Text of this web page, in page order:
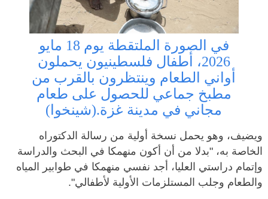
في الصورة الملتقطة يوم 18 مايو
2026، أطفال فلسطينيون يحملون
أواني الطعام وينتظرون بالقرب من
مطبخ جماعي للحصول على طعام
مجاني في مدينة غزة.(شينخوا)
ويضيف، وهو يحمل نسخة أولية من رسالة الدكتوراه
الخاصة به، "بدلا من أن أكون منهمكا في البحث والدراسة
وإتمام دراستي العليا، أجد نفسي منهمكا في طوابير المياه
والطعام وجلب المستلزمات الأولية لأطفالي".